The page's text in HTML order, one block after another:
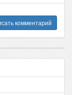
комментарий